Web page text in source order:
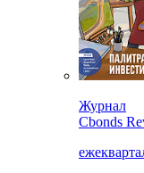
Журнал
Cbonds